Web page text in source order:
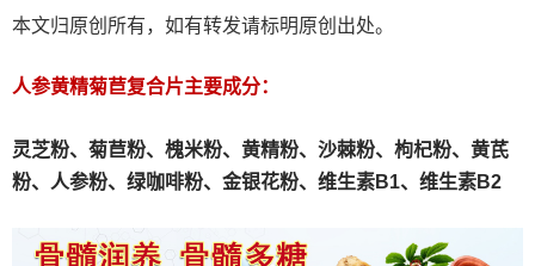
本文归原创所有，如有转发请标明原创出处。
人参黄精菊苣复合片主要成分：
灵芝粉、 菊苣粉、 槐米粉、 黄精粉、沙棘粉、枸杞粉、黄芪
粉、人参粉、绿咖啡粉、金银花粉、维生素B1、维生素B2